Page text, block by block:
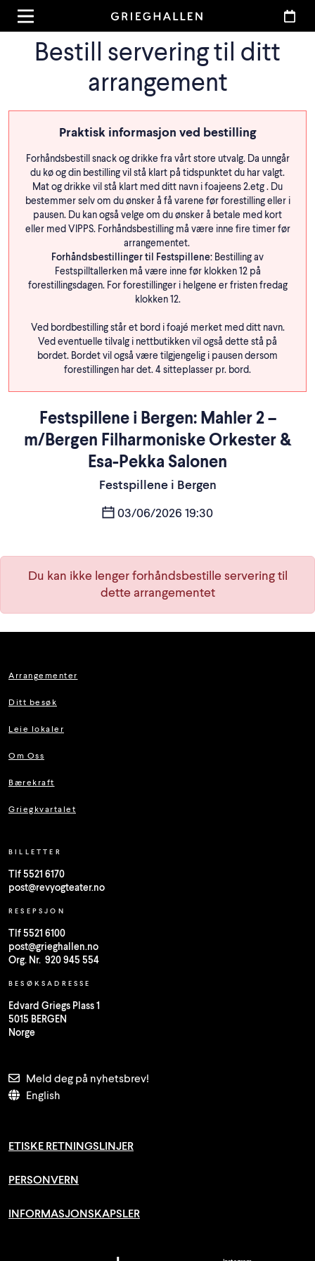
Bestill servering til ditt
arrangement
Praktisk informasjon ved bestilling
Forhåndsbestill snack og drikke fra vårt store utvalg. Da unngår
du kø og din bestilling vil stå klart på tidspunktet du har valgt.
Mat og drikke vil stå klart med ditt navn i foajeens 2.etg . Du
bestemmer selv om du ønsker å få varene før forestilling eller i
pausen. Du kan også velge om du ønsker å betale med kort
eller med VIPPS. Forhåndsbestilling må være inne fire timer før
arrangementet.
Forhåndsbestillinger til Festspillene: Bestilling av
Festspilltallerken må være inne før klokken 12 på
forestillingsdagen. For forestillinger i helgene er fristen fredag
klokken 12.
Ved bordbestilling står et bord i foajé merket med ditt navn.
Ved eventuelle tilvalg i nettbutikken vil også dette stå på
bordet. Bordet vil også være tilgjengelig i pausen dersom
forestillingen har det. 4 sitteplasser pr. bord.
Festspillene i Bergen: Mahler 2 –
m/Bergen Filharmoniske Orkester &
Esa-Pekka Salonen
Festspillene i Bergen
03/06/2026 19:30
Du kan ikke lenger forhåndsbestille servering til
dette arrangementet
Arrangementer
Ditt besøk
Leie lokaler
Om Oss
Bærekraft
Griegkvartalet
BILLETTER
Tlf 5521 6170
post@revyogteater.no
RESEPSJON
Tlf 5521 6100
post@grieghallen.no
Org. Nr. 920 945 554
BESØKSADRESSE
Edvard Griegs Plass 1
5015 BERGEN
Norge
Meld deg på nyhetsbrev!
English
ETISKE RETNINGSLINJER
PERSONVERN
INFORMASJONSKAPSLER